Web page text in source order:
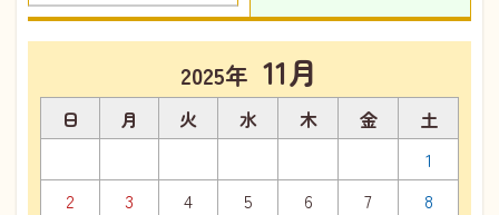
2025年 11月
日 月 火 水 木 金
土
1
2
3 4 5 6 7
8